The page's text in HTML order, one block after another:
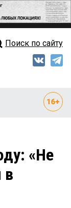
выпуск
Поиск по сайту
«Не
в